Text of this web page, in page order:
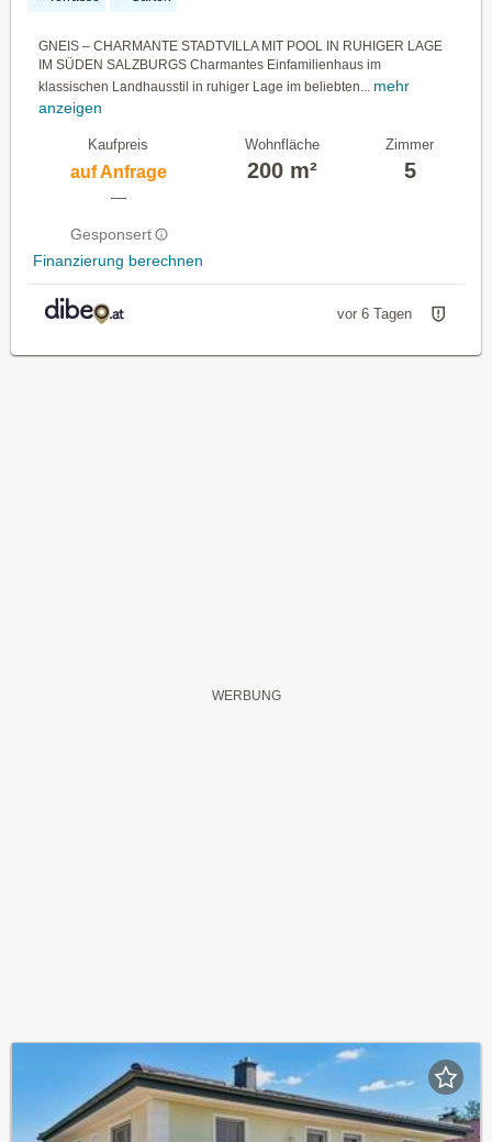
GNEIS – CHARMANTE STADTVILLA MIT POOL IN RUHIGER LAGE
IM SÜDEN SALZBURGS Charmantes Einfamilienhaus im
klassischen Landhausstil in ruhiger Lage im beliebten... mehr
anzeigen
Kaufpreis
auf Anfrage
—
Gesponsert
Finanzierung berechnen
Wohnfläche
200 m²
Zimmer
5
vor 6 Tagen